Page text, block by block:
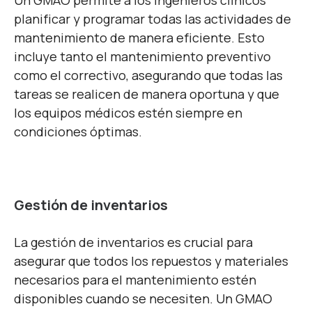
planificar y programar todas las actividades de
mantenimiento de manera eficiente. Esto
incluye tanto el mantenimiento preventivo
como el correctivo, asegurando que todas las
tareas se realicen de manera oportuna y que
los equipos médicos estén siempre en
condiciones óptimas.
Gestión de inventarios
La gestión de inventarios es crucial para
asegurar que todos los repuestos y materiales
necesarios para el mantenimiento estén
disponibles cuando se necesiten. Un GMAO